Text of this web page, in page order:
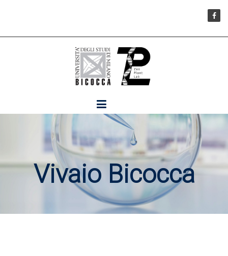
Vivaio Bicocca